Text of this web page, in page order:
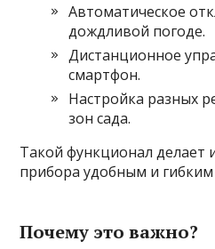
Автоматическое
дождливой погоде.
Дистанционное
смартфон.
Настройка разных
зон сада.
Такой функционал делает
прибора удобным и
Почему это важно?